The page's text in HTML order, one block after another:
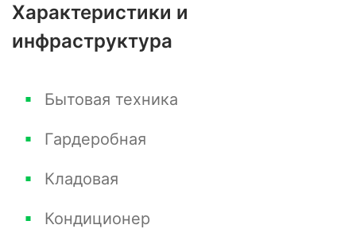
Характеристики и
инфраструктура
Бытовая техника
Гардеробная
Кладовая
Кондиционер